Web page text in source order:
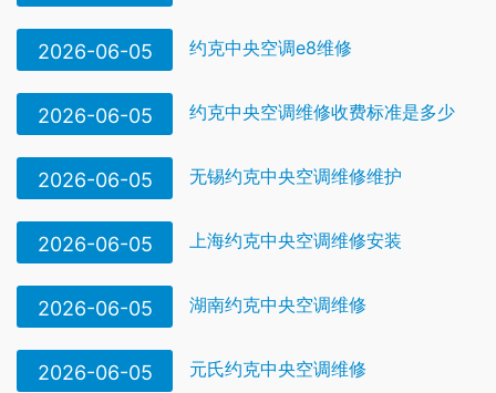
2026-06-05 约克中央空调e8维修
2026-06-05 约克中央空调维修收费标准是多少
2026-06-05 无锡约克中央空调维修维护
2026-06-05 上海约克中央空调维修安装
2026-06-05 湖南约克中央空调维修
2026-06-05 元氏约克中央空调维修